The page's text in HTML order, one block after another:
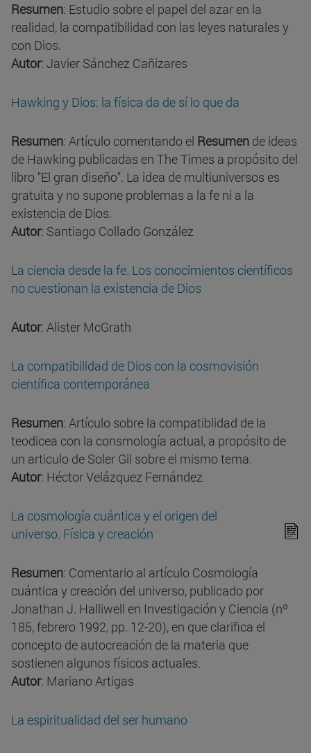
Resumen: Estudio sobre el papel del azar en la
realidad, la compatibilidad con las leyes naturales y
con Dios.
Autor: Javier Sánchez Cañizares
Hawking y Dios: la física da de sí lo que da
Resumen: Artículo comentando el Resumen de ideas
de Hawking publicadas en The Times a propósito del
libro "El gran diseño". La idea de multiuniversos es
gratuita y no supone problemas a la fe ni a la
existencia de Dios.
Autor: Santiago Collado González
La ciencia desde la fe. Los conocimientos científicos
no cuestionan la existencia de Dios
Autor: Alister McGrath
La compatibilidad de Dios con la cosmovisión
científica contemporánea
Resumen: Artículo sobre la compatiblidad de la
teodicea con la consmología actual, a propósito de
un articulo de Soler Gil sobre el mismo tema.
Autor: Héctor Velázquez Fernández
La cosmología cuántica y el origen del
universo. Física y creación
Resumen: Comentario al artículo Cosmología
cuántica y creación del universo, publicado por
Jonathan J. Halliwell en Investigación y Ciencia (nº
185, febrero 1992, pp. 12-20), en que clarifica el
concepto de autocreación de la materia que
sostienen algunos físicos actuales.
Autor: Mariano Artigas
La espiritualidad del ser humano